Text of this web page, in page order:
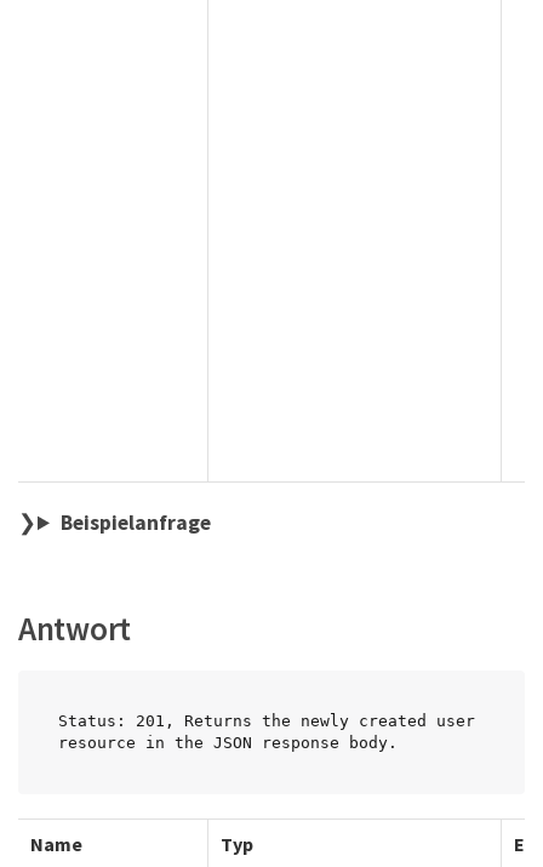
Beispielanfrage
Antwort
Status: 201, Returns the newly created user
resource in the JSON response body.
Name Typ